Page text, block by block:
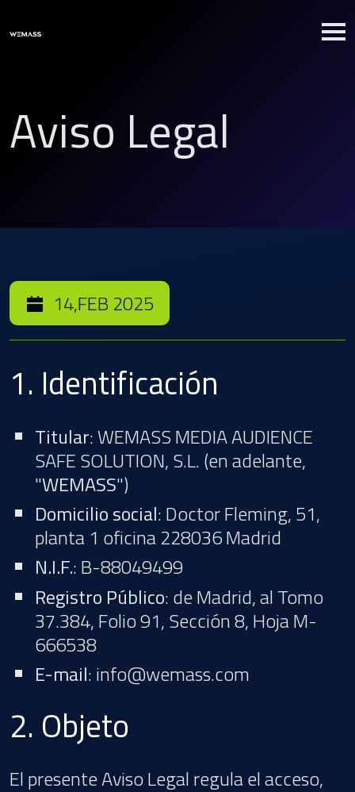
Aviso Legal
14,FEB 2025
1. Identificación
Titular: WEMASS MEDIA AUDIENCE
SAFE SOLUTION, S.L. (en adelante,
"WEMASS")
Domicilio social: Doctor Fleming, 51,
planta 1 oficina 228036 Madrid
N.I.F.: B-88049499
Registro Público: de Madrid, al Tomo
37.384, Folio 91, Sección 8, Hoja M-
666538
E-mail: info@wemass.com
2. Objeto
El presente Aviso Legal regula el acceso,